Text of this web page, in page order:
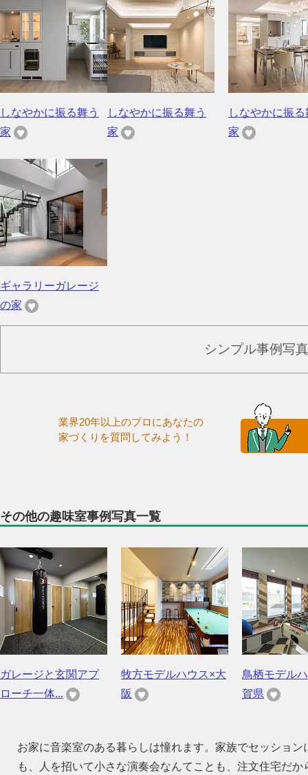
しなやかに振る舞う
家
しなやかに振る舞う
家
しなやかに振る
家
ギャラリーガレージ
の家
シンプル事例写
業界20年以上のプロにあなたの
家づくりを質問してみよう！
その他の趣味室事例写真一覧
ガレージと玄関アプ
ローチ一体...
牧方モデルハウス×大
阪
鳥栖モデル
賀県
お家に音楽室のある暮らしは憧れます。家族でセッショ
も、人を招いて小さな演奏会なんてことも、注文住宅だ